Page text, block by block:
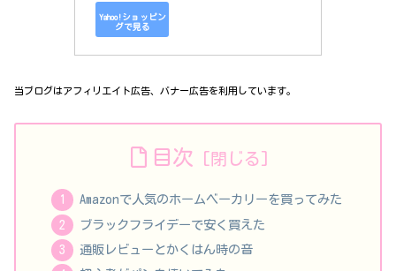
Yahoo!ショッピン
グで見る
当ブログはアフィリエイト広告、バナー広告を利用しています。
目次
Amazonで人気のホームベーカリーを買ってみた
ブラックフライデーで安く買えた
通販レビューとかくはん時の音